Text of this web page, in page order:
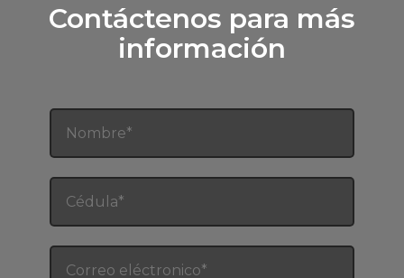
Contáctenos para más
información